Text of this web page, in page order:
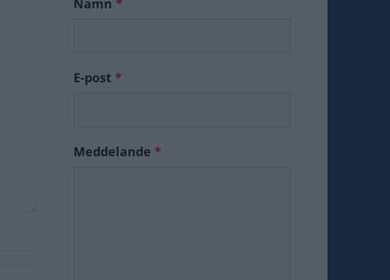
Namn *
E-post *
Meddelande *